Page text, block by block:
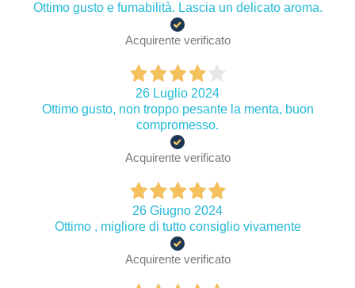
Ottimo gusto e fumabilità. Lascia un delicato aroma.
Acquirente verificato
26 Luglio 2024
Ottimo gusto, non troppo pesante la menta, buon
compromesso.
Acquirente verificato
26 Giugno 2024
Ottimo , migliore di tutto consiglio vivamente
Acquirente verificato